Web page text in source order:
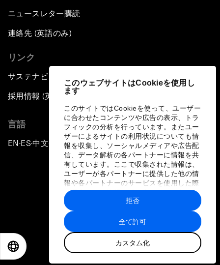
このウェブサイトはCookieを使用し
ます
このサイトではCookieを使って、ユーザー
に合わせたコンテンツや広告の表示、トラ
フィックの分析を行っています。またユー
ザーによるサイトの利用状況についても情
報を収集し、ソーシャルメディアや広告配
信、データ解析の各パートナーに情報を共
有しています。ここで収集された情報は、
ユーザーが各パートナーに提供した他の情
報や各パートナーのサービスを使用した際
に収集された情報と組み合わされ、各パー
トナーによって使用されることがありま
す。
全て許可
カスタム化
拒否
ニュースレター購読
連絡先 (英語のみ)
リンク
サステナビリティへの取り組み
採用情報 (英語のみ)
言語
EN ▪ES▪中文▪ 日本語
プライバシーポリシーと利用規約
サイトマップ
©
世界経済フォーラム